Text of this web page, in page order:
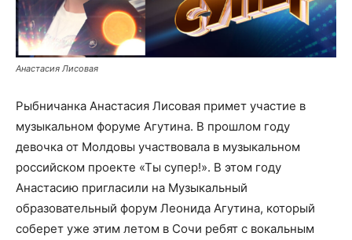
Анастасия Лисовая
Рыбничанка Анастасия Лисовая примет участие в
музыкальном форуме Агутина. В прошлом году
девочка от Молдовы участвовала в музыкальном
российском проекте «Ты супер!». В этом году
Анастасию пригласили на Музыкальный
образовательный форум Леонида Агутина, который
соберет уже этим летом в Сочи ребят с вокальным